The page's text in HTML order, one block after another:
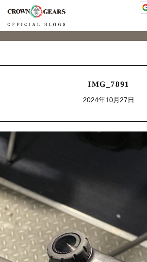
IMG_7891
2024年10月27日